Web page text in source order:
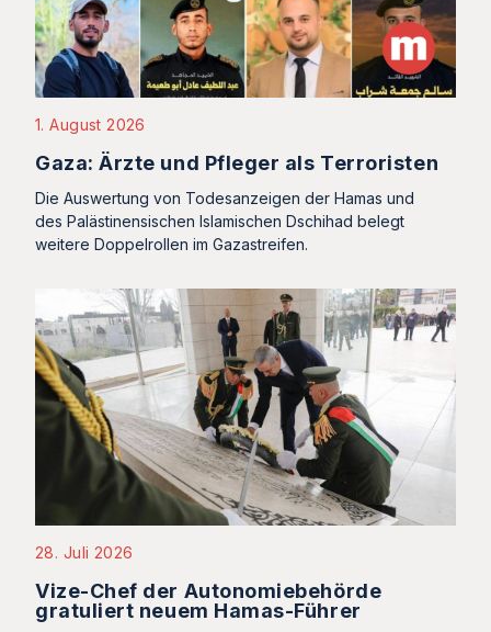
1. August 2026
Gaza: Ärzte und Pfleger als Terroristen
Die Auswertung von Todesanzeigen der Hamas und
des Palästinensischen Islamischen Dschihad belegt
weitere Doppelrollen im Gazastreifen.
28. Juli 2026
Vize-Chef der Autonomiebehörde
gratuliert neuem Hamas-Führer